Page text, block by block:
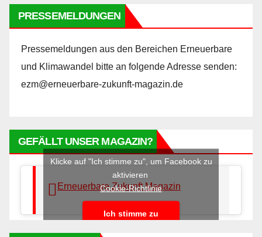
PRESSEMELDUNGEN
Pressemeldungen aus den Bereichen Erneuerbare
und Klimawandel bitte an folgende Adresse senden:
ezm@erneuerbare-zukunft-magazin.de
GEFÄLLT UNSER MAGAZIN?
Erneuerbare Zukunft Magazin
Klicke auf "Ich stimme zu", um Facebook zu
aktivieren
Cookie-Richtlinie
Ich stimme zu